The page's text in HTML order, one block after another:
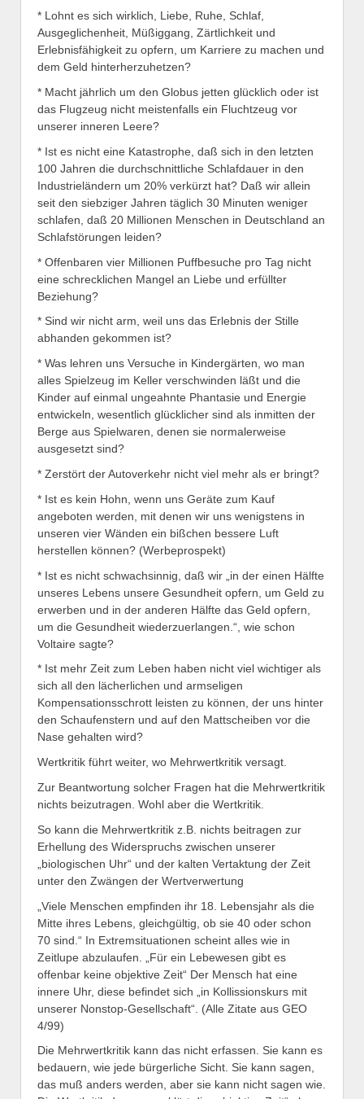
* Lohnt es sich wirklich, Liebe, Ruhe, Schlaf,
Ausgeglichenheit, Müßiggang, Zärtlichkeit und
Erlebnisfähigkeit zu opfern, um Karriere zu machen und
dem Geld hinterherzuhetzen?
* Macht jährlich um den Globus jetten glücklich oder ist
das Flugzeug nicht meistenfalls ein Fluchtzeug vor
unserer inneren Leere?
* Ist es nicht eine Katastrophe, daß sich in den letzten
100 Jahren die durchschnittliche Schlafdauer in den
Industrieländern um 20% verkürzt hat? Daß wir allein
seit den siebziger Jahren täglich 30 Minuten weniger
schlafen, daß 20 Millionen Menschen in Deutschland an
Schlafstörungen leiden?
* Offenbaren vier Millionen Puffbesuche pro Tag nicht
eine schrecklichen Mangel an Liebe und erfüllter
Beziehung?
* Sind wir nicht arm, weil uns das Erlebnis der Stille
abhanden gekommen ist?
* Was lehren uns Versuche in Kindergärten, wo man
alles Spielzeug im Keller verschwinden läßt und die
Kinder auf einmal ungeahnte Phantasie und Energie
entwickeln, wesentlich glücklicher sind als inmitten der
Berge aus Spielwaren, denen sie normalerweise
ausgesetzt sind?
* Zerstört der Autoverkehr nicht viel mehr als er bringt?
* Ist es kein Hohn, wenn uns Geräte zum Kauf
angeboten werden, mit denen wir uns wenigstens in
unseren vier Wänden ein bißchen bessere Luft
herstellen können? (Werbeprospekt)
* Ist es nicht schwachsinnig, daß wir „in der einen Hälfte
unseres Lebens unsere Gesundheit opfern, um Geld zu
erwerben und in der anderen Hälfte das Geld opfern,
um die Gesundheit wiederzuerlangen.“, wie schon
Voltaire sagte?
* Ist mehr Zeit zum Leben haben nicht viel wichtiger als
sich all den lächerlichen und armseligen
Kompensationsschrott leisten zu können, der uns hinter
den Schaufenstern und auf den Mattscheiben vor die
Nase gehalten wird?
Wertkritik führt weiter, wo Mehrwertkritik versagt.
Zur Beantwortung solcher Fragen hat die Mehrwertkritik
nichts beizutragen. Wohl aber die Wertkritik.
So kann die Mehrwertkritik z.B. nichts beitragen zur
Erhellung des Widerspruchs zwischen unserer
„biologischen Uhr“ und der kalten Vertaktung der Zeit
unter den Zwängen der Wertverwertung
„Viele Menschen empfinden ihr 18. Lebensjahr als die
Mitte ihres Lebens, gleichgültig, ob sie 40 oder schon
70 sind.“ In Extremsituationen scheint alles wie in
Zeitlupe abzulaufen. „Für ein Lebewesen gibt es
offenbar keine objektive Zeit“ Der Mensch hat eine
innere Uhr, diese befindet sich „in Kollissionskurs mit
unserer Nonstop-Gesellschaft“. (Alle Zitate aus GEO
4/99)
Die Mehrwertkritik kann das nicht erfassen. Sie kann es
bedauern, wie jede bürgerliche Sicht. Sie kann sagen,
das muß anders werden, aber sie kann nicht sagen wie.